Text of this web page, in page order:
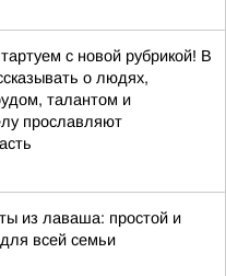
с новой рубрикой! В
о людях,
талантом и
прославляют
из лаваша: простой и
всей семьи